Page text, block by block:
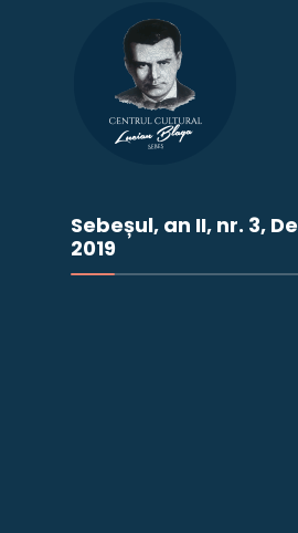
Sebeșul, an II, nr. 3,
2019